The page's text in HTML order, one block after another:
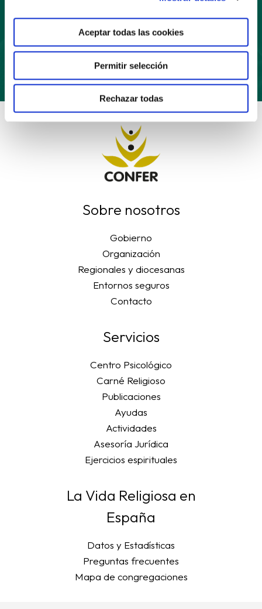
Aceptar todas las cookies
Permitir selección
Rechazar todas
Suscríbete
Sobre nosotros
Gobierno
Organización
Regionales y diocesanas
Entornos seguros
Contacto
Servicios
Centro Psicológico
Carné Religioso
Publicaciones
Ayudas
Actividades
Asesoría Jurídica
Ejercicios espirituales
La Vida Religiosa en
España
Datos y Estadísticas
Preguntas frecuentes
Mapa de congregaciones